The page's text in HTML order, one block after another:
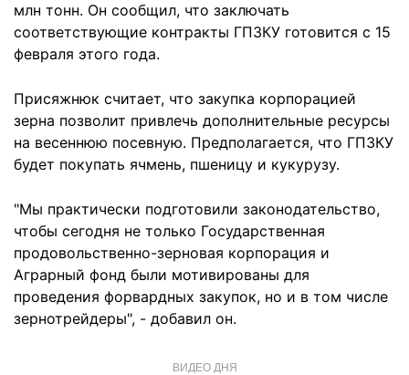
млн тонн. Он сообщил, что заключать
соответствующие контракты ГПЗКУ готовится с 15
февраля этого года.
Присяжнюк считает, что закупка корпорацией
зерна позволит привлечь дополнительные ресурсы
на весеннюю посевную. Предполагается, что ГПЗКУ
будет покупать ячмень, пшеницу и кукурузу.
"Мы практически подготовили законодательство,
чтобы сегодня не только Государственная
продовольственно-зерновая корпорация и
Аграрный фонд были мотивированы для
проведения форвардных закупок, но и в том числе
зернотрейдеры", - добавил он.
ВИДЕО ДНЯ